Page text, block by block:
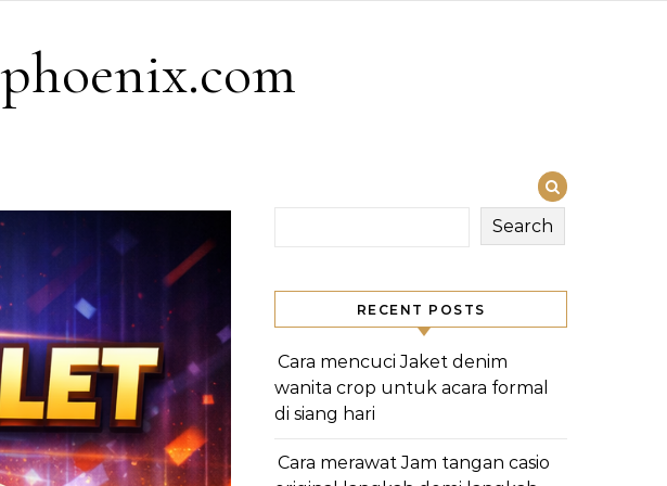
Search
RECENT POSTS
Cara mencuci Jaket denim
wanita crop untuk acara formal
di siang hari
Cara merawat Jam tangan casio